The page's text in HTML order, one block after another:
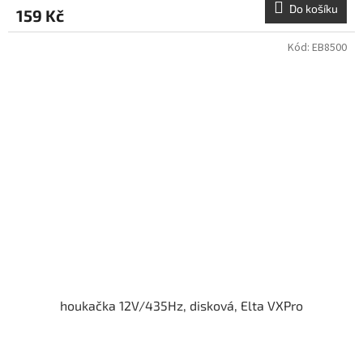
159 Kč Do košíku
houkačka 12V/435Hz, disková, Elta VXPro
Kód: EB8500